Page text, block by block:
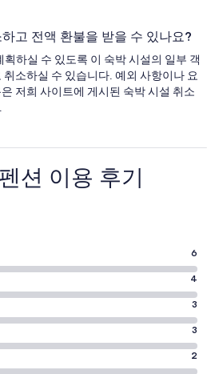
고 전액 환불을 받을 수 있나요?
하실 수 있도록 이 숙박 시설의 일부 객
소하실 수 있습니다. 예외 사항이나 요
저희 사이트에 게시된 숙박 시설 취소
션 이용 후기
6
4
3
3
2